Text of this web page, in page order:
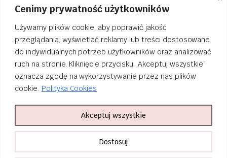
Cenimy prywatność użytkowników
Używamy plików cookie, aby poprawić jakość
przeglądania, wyświetlać reklamy lub treści dostosowane
do indywidualnych potrzeb użytkowników oraz analizować
ruch na stronie. Kliknięcie przycisku „Akceptuj wszystkie”
oznacza zgodę na wykorzystywanie przez nas plików
cookie. Polityka Cookies
Dostosuj
Akceptuj wszystkie
DOŁĄCZ DO NAS
FACEBOOK
INSTAGRAM
nailsibrido.pl Copyright © 2024BSK Media– Part ofBSK Group. All